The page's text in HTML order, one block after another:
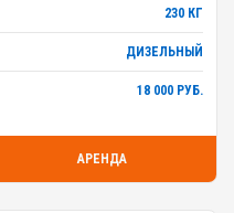
230 КГ
ДИЗЕЛЬНЫЙ
18 000 РУБ.
АРЕНДА